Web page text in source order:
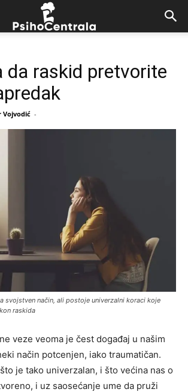
da raskid pretvorite
Vojvodić -
svojstven način, ali postoje univerzalni koraci koje
raskida
veze veoma je čest događaj u našim
način potcenjen, iako traumatičan.
je tako univerzalan, i što većina nas o
i uz saosećanje ume da pruži